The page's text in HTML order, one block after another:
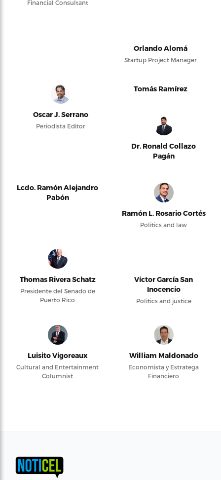
Financial Consultant
Orlando Alomá
Startup Project Manager
Oscar J. Serrano
Periodista Editor
Tomás Ramírez
Dr. Ronald Collazo
Pagán
Lcdo. Ramón Alejandro
Pabón
Ramón L. Rosario Cortés
Politics and law
Thomas Rivera Schatz
Presidente del Senado de
Puerto Rico
Víctor García San
Inocencio
Politics and justice
Luisito Vigoreaux
Cultural and Entertainment
Columnist
William Maldonado
Economista y Estratega
Financiero